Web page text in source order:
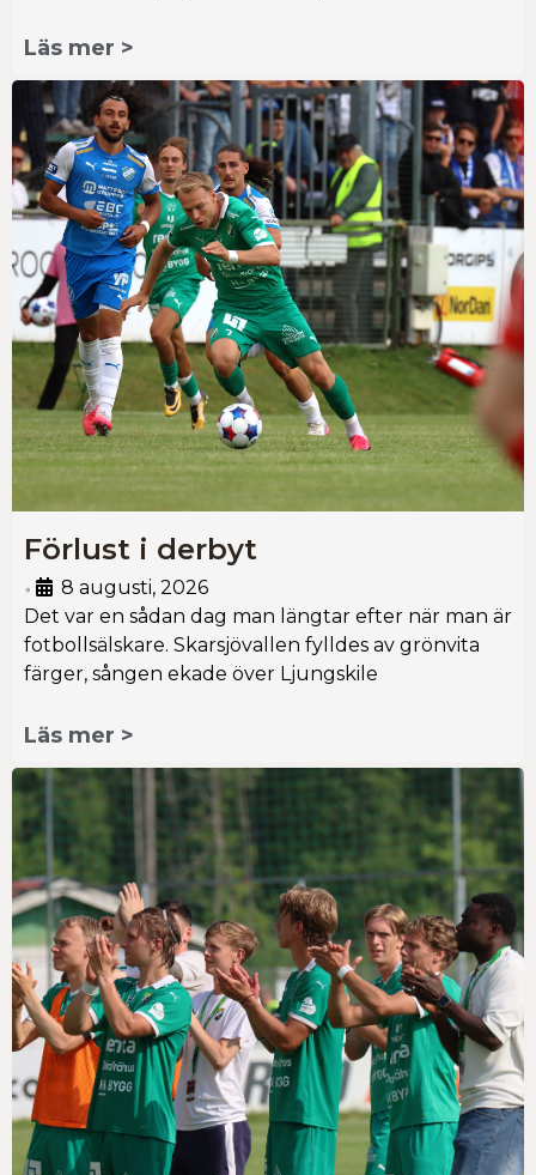
Läs mer >
Förlust i derbyt
•
8 augusti, 2026
Det var en sådan dag man längtar efter när man är
fotbollsälskare. Skarsjövallen fylldes av grönvita
färger, sången ekade över Ljungskile
Läs mer >